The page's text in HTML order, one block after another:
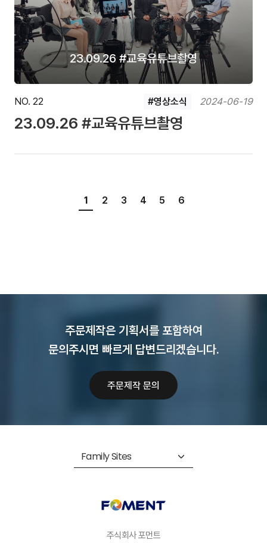
23.09.26 #교육유튜브촬영
NO. 22 #영상소식 2024-06-19
23.09.26 #교육유튜브촬영
1 2 3 4 5 6
주문제작은 기획서를 포함하여
문의주시면 빠르게 답변드리겠습니다.
주문제작 문의
주식회사 포먼트